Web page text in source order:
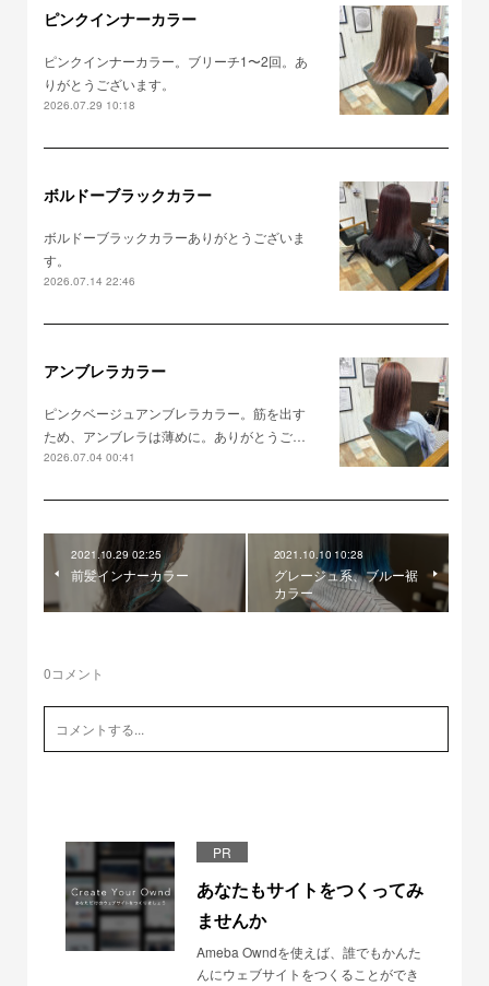
ピンクインナーカラー
ピンクインナーカラー。ブリーチ1〜2回。あ
りがとうございます。
2026.07.29 10:18
ボルドーブラックカラー
ボルドーブラックカラーありがとうございま
す。
2026.07.14 22:46
アンブレラカラー
ピンクベージュアンブレラカラー。筋を出す
ため、アンブレラは薄めに。ありがとうご…
2026.07.04 00:41
2021.10.29 02:25
前髪インナーカラー
2021.10.10 10:28
グレージュ系、ブルー裾
カラー
0コメント
PR
あなたもサイトをつくってみ
ませんか
Ameba Owndを使えば、誰でもかんた
んにウェブサイトをつくることができ